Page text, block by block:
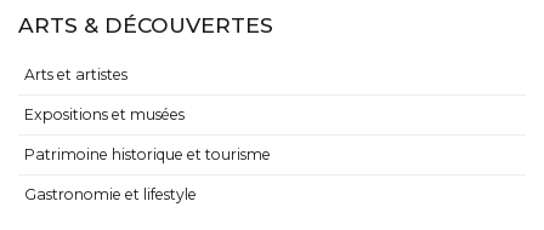
ARTS & DÉCOUVERTES
Arts et artistes
Expositions et musées
Patrimoine historique et tourisme
Gastronomie et lifestyle